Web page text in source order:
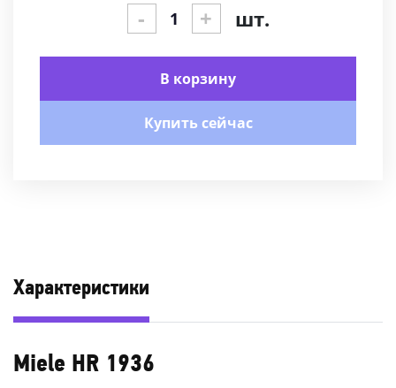
- + шт.
В корзину
Купить сейчас
Характеристики
Miele HR 1936